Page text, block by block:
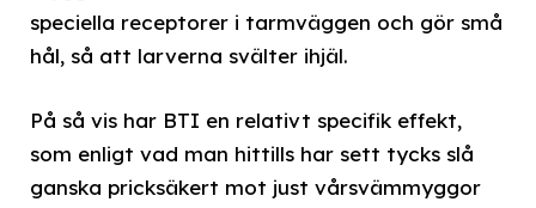
speciella receptorer i tarmväggen och gör små
hål, så att larverna svälter ihjäl.
På så vis har BTI en relativt specifik effekt,
som enligt vad man hittills har sett tycks slå
ganska pricksäkert mot just vårsvämmyggor